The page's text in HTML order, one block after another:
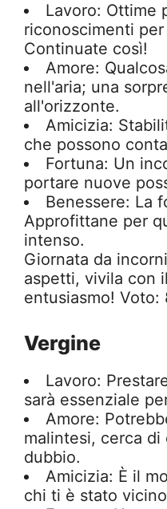
Lavoro: Ottime
riconoscimenti
Continuate così!
Amore:
nell'aria; una
all'orizzonte.
Amicizia:
che possono
Fortuna: Un
portare nuove
Benessere: La
Approfittane per
intenso.
Giornata da
aspetti, vivila con
entusiasmo! Voto:
Vergine
Lavoro:
sarà essenziale
Amore:
malintesi, cerca
dubbio.
Amicizia: È il
chi ti è stato